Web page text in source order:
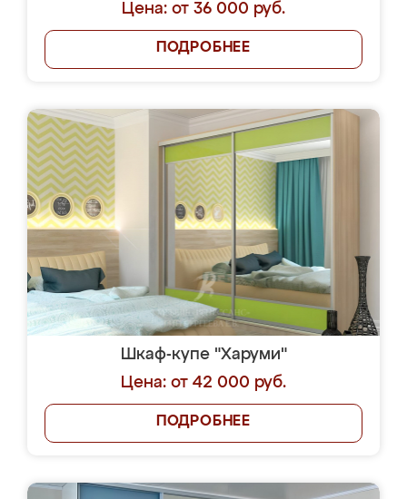
Цена: от 36 000 руб.
ПОДРОБНЕЕ
Шкаф-купе "Харуми"
Цена: от 42 000 руб.
ПОДРОБНЕЕ